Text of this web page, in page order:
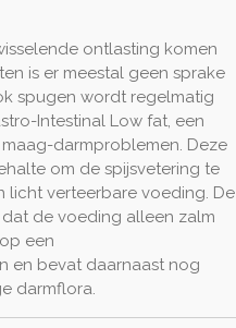
ontlasting komen
is er meestal geen sprake
spugen wordt regelmatig
Intestinal Low fat, een
darmproblemen. Deze
om de spijsvetering te
licht verteerbare voeding. De
de voeding alleen zalm
een
en bevat daarnaast nog
darmflora.